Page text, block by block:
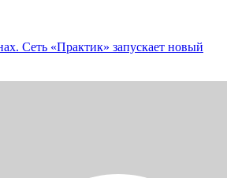
Сеть «Практик» запускает новый